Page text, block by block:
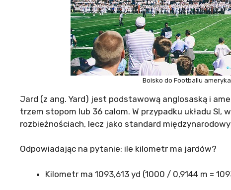
Boisko do Footballu
Jard (z ang. Yard) jest podstawową anglosaską i
trzem stopom lub 36 calom. W przypadku układu
rozbieżnościach, lecz jako standard
Odpowiadając na pytanie: ile kilometr ma jardów?
Kilometr ma 1093,613 yd (1000 / 0,9144 m =